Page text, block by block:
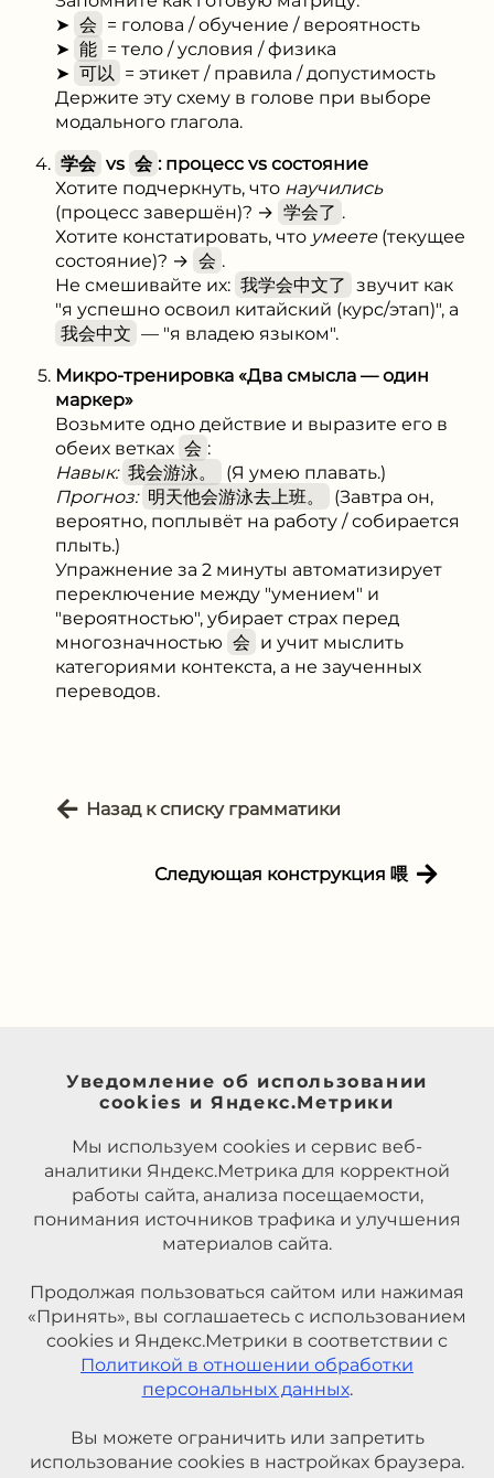
➤ 会 = голова / обучение / вероятность
➤ 能 = тело / условия / физика
➤ 可以
= этикет / правила / допустимость
Держите эту схему в голове при выборе
модального глагола.
学会 vs 会 : процесс vs состояние
Хотите подчеркнуть, что научились
(процесс завершён)? → 学会了 .
Хотите констатировать, что умеете(текущее
состояние)? → 会 .
Не смешивайте их: 我学会中文了 звучит как
"я успешно освоил китайский (курс/этап)", а
我会中文 — "я владею языком".
Микро-тренировка «Два смысла — один
маркер»
Возьмите одно действие и выразите его в
обеих ветках 会 :
Навык: 我会游泳。
(Я умею плавать.)
Прогноз: 明天他会游泳去上班。
(Завтра он,
вероятно, поплывёт на работу / собирается
плыть.)
Упражнение за 2 минуты автоматизирует
переключение между "умением" и
"вероятностью", убирает страх перед
многозначностью 会 и учит мыслить
категориями контекста, а не заученных
переводов.
Назад к списку грамматики
Следующая конструкция 喂
Уведомление об использовании
cookies и Яндекс.Метрики
Мы используем cookies и сервис веб-
аналитики Яндекс.Метрика для корректной
работы сайта, анализа посещаемости,
понимания источников трафика и улучшения
материалов сайта.
Продолжая пользоваться сайтом или нажимая
«Принять», вы соглашаетесь с использованием
cookies и Яндекс.Метрики в соответствии с
Политикой в отношении обработки
персональных данных.
Вы можете ограничить или запретить
использование cookies в настройках браузера.